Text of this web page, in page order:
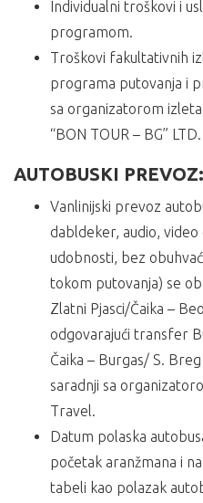
Individualni troškovi i
programom.
Troškovi fakultativnih
programa putovanja i
sa organizatorom
“BON TOUR – BG” LTD.
AUTOBUSKI PREVOZ:
Vanlinijski prevoz
dabldeker, audio,
udobnosti, bez
tokom putovanja) se
Zlatni Pjasci/Čaika –
odgovarajući transfer
Čaika – Burgas/ S.
saradnji sa
Travel.
Datum polaska
početak aranžmana i
tabeli kao polazak